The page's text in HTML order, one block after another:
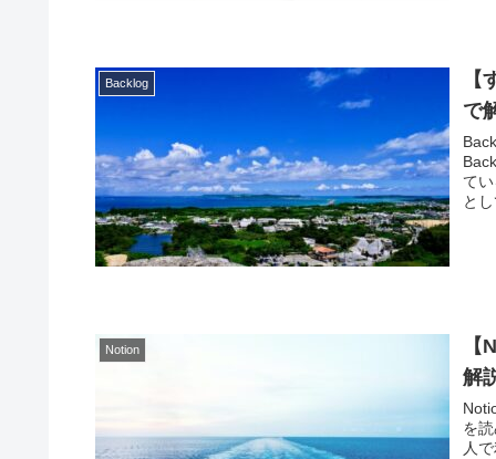
Backlog
で
て
と
Notion
解
を
人